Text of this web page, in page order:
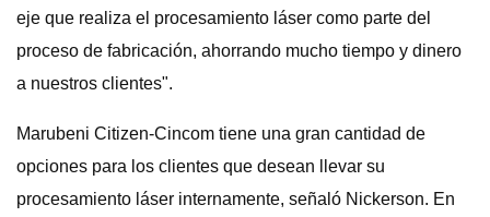
eje que realiza el procesamiento láser como parte del
proceso de fabricación, ahorrando mucho tiempo y dinero
a nuestros clientes".
Marubeni Citizen-Cincom tiene una gran cantidad de
opciones para los clientes que desean llevar su
procesamiento láser internamente, señaló Nickerson. En